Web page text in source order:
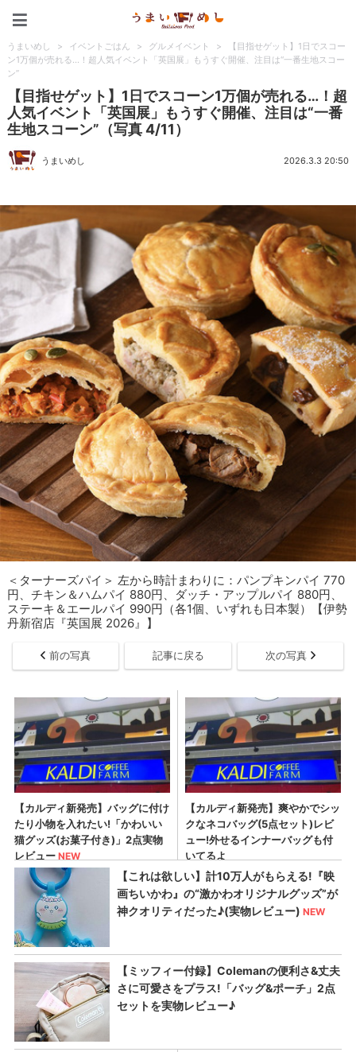
うまいめし > イベントごはん > グルメイベント >
【目指せゲット】1日でスコー
ン1万個が売れる…！超人気イベント「英国展」もうすぐ開催、注目は“一番生地スコー
ン”
【目指せゲット】1日でスコーン1万個が売れる…！超
人気イベント「英国展」もうすぐ開催、注目は“一番
生地スコーン”（写真 4/11）
うまいめし 2026.3.3 20:50
＜ターナーズパイ＞ 左から時計まわりに：パンプキンパイ 770
円、チキン＆ハムパイ 880円、ダッチ・アップルパイ 880円、
ステーキ＆エールパイ 990円（各1個、いずれも日本製）【伊勢
丹新宿店『英国展 2026』】
前の写真 記事に戻る 次の写真